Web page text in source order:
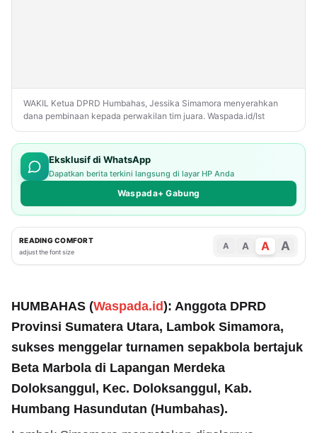
WAKIL Ketua DPRD Humbahas, Jessika Simamora menyerahkan
dana pembinaan kepada perwakilan tim juara. Waspada.id/Ist
Eksklusif di WhatsApp
Dapatkan berita terkini langsung di layar HP Anda
Waspada+ Gabung
READING COMFORT
adjust the font size
A A A A
HUMBAHAS (Waspada.id): Anggota DPRD
Provinsi Sumatera Utara, Lambok Simamora,
sukses menggelar turnamen sepakbola bertajuk
Beta Marbola di Lapangan Merdeka
Doloksanggul, Kec. Doloksanggul, Kab.
Humbang Hasundutan (Humbahas).